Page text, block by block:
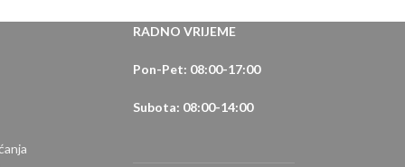
RADNO VRIJEME
Pon-Pet: 08:00-17:00
Subota: 08:00-14:00